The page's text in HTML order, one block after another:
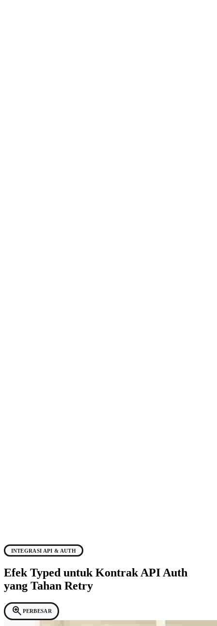
INTEGRASI API & AUTH
Efek Typed untuk Kontrak API Auth
yang Tahan Retry
zoom_in PERBESAR